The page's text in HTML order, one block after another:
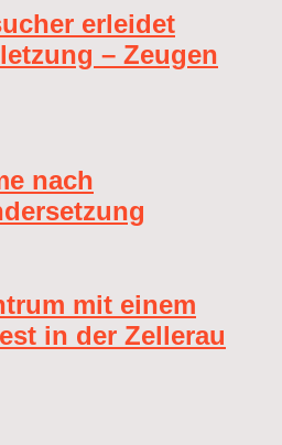
erleidet
– Zeugen
nach
mit einem
in der Zellerau